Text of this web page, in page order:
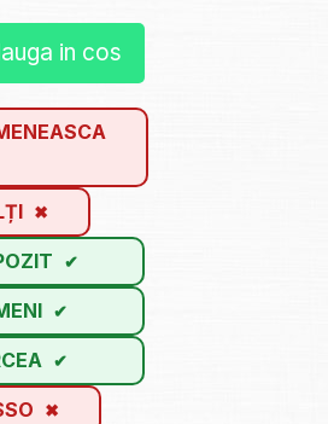
in cos